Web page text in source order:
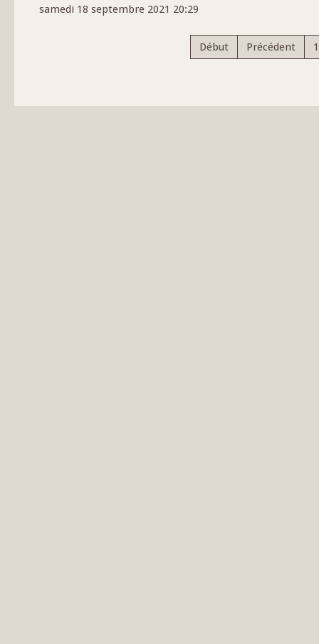
samedi 18 septembre 2021 20:29
Début Précédent 1